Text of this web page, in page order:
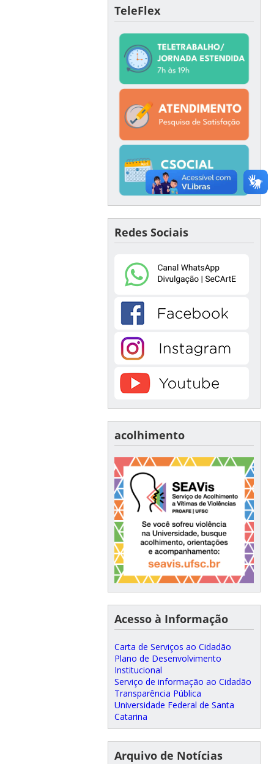
TeleFlex
Redes Sociais
acolhimento
Acesso à Informação
Carta de Serviços ao Cidadão
Plano de Desenvolvimento
Institucional
Serviço de informação ao Cidadão
Transparência Pública
Universidade Federal de Santa
Catarina
Arquivo de Notícias